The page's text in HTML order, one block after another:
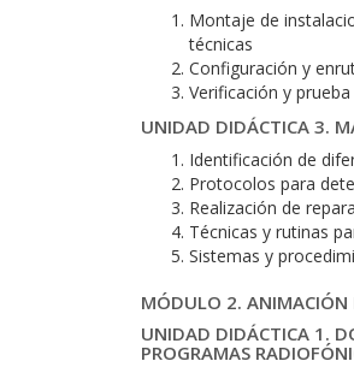
Montaje de
técnicas
Configuración y
Verificación y
UNIDAD DIDÁCTICA 3.
Identificación de
Protocolos para
Realización de
Técnicas y rutinas
Sistemas y
MÓDULO 2. ANIMACIÓN
UNIDAD DIDÁCTICA 1.
PROGRAMAS